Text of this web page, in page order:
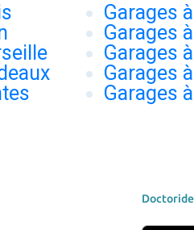
Garages
Garages
Garages
Garages
Garages